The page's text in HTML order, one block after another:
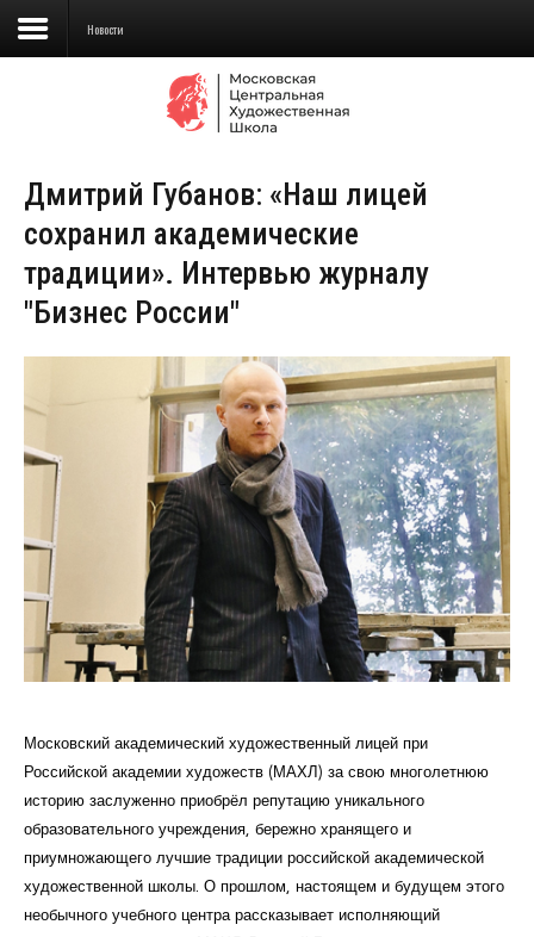
Сведения об образовательной
Школа
Училище
Детская Художественная школа
Подготовка
Образование
Доп. образование
Курсы повышения квалификации
Центр непрерывного образования
Конкурсы
Новости
Дмитрий Губанов: «Наш лицей
сохранил академические
традиции». Интервью журналу
"Бизнес России"
Московский академический художественный лицей при
Российской академии художеств (МАХЛ) за свою многолетнюю
историю заслуженно приобрёл репутацию уникального
образовательного учреждения, бережно хранящего и
приумножающего лучшие традиции российской академической
художественной школы. О прошлом, настоящем и будущем этого
необычного учебного центра рассказывает исполняющий